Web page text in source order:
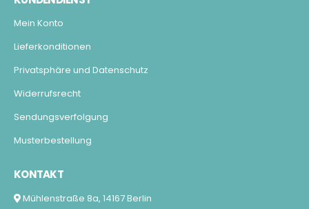
Mein Konto
Lieferkonditionen
Privatsphäre und Datenschutz
Widerrufsrecht
Sendungsverfolgung
Musterbestellung
KONTAKT
Mühlenstraße 8a, 14167 Berlin